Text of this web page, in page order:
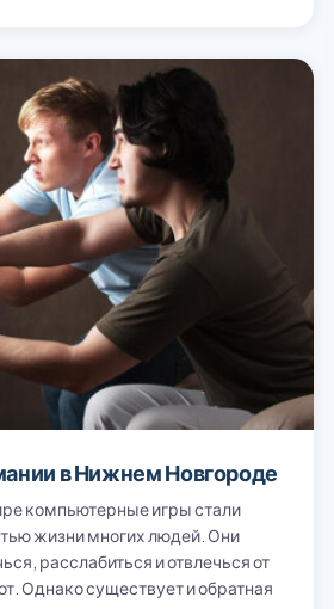
в Нижнем Новгороде
компьютерные игры стали
жизни многих людей. Они
расслабиться и отвлечься от
Однако существует и обратная